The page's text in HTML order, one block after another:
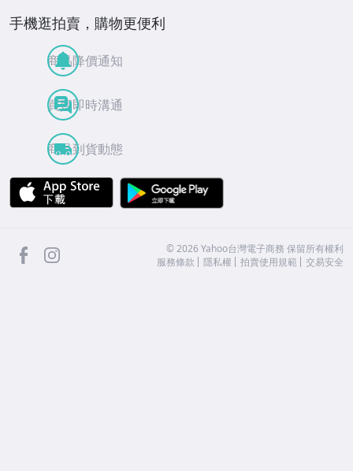
手機逛拍賣，購物更便利
商品降價通知
買賣即時溝通
商品到貨動態
APP Store
facebook ©2026 Yahoo台灣電子商務 保留所有權利
服務條款
隱私權 拍賣使用規範 交易安全